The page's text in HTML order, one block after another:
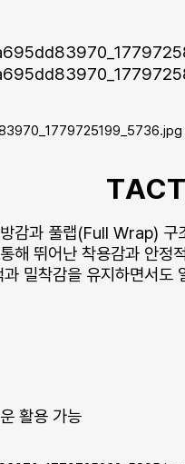
감과 풀랩(Full Wrap)
해 뛰어난 착용감과 안
밀착감을 유지하면서
활용 가능